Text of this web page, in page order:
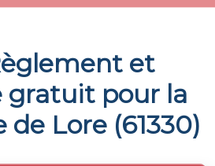
et
gratuit pour la
de Lore (61330)